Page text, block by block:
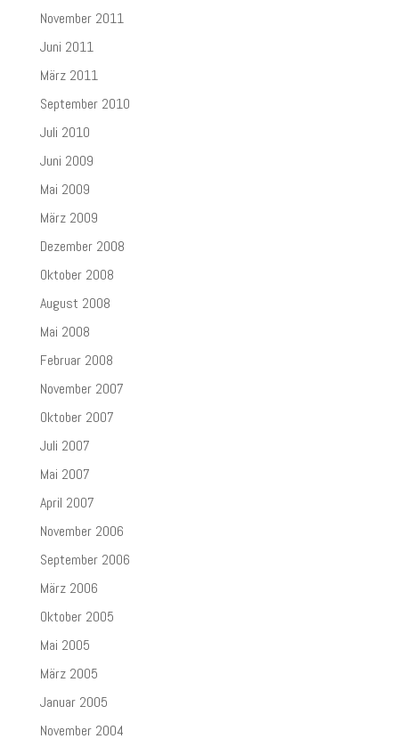
November 2011
Juni 2011
März 2011
September 2010
Juli 2010
Juni 2009
Mai 2009
März 2009
Dezember 2008
Oktober 2008
August 2008
Mai 2008
Februar 2008
November 2007
Oktober 2007
Juli 2007
Mai 2007
April 2007
November 2006
September 2006
März 2006
Oktober 2005
Mai 2005
März 2005
Januar 2005
November 2004